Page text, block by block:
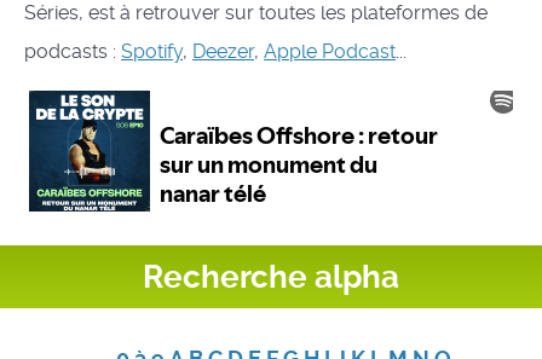
Séries, est à retrouver sur toutes les plateformes de
podcasts : Spotify, Deezer, Apple Podcast...
Recherche alpha